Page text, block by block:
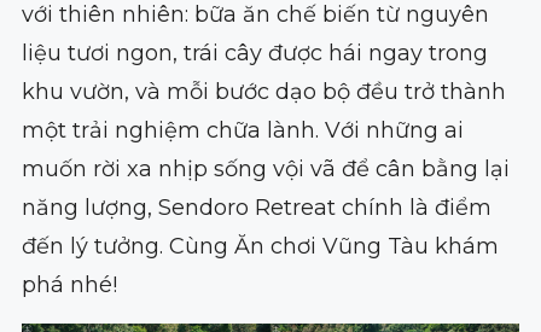
với thiên nhiên: bữa ăn chế biến từ nguyên
liệu tươi ngon, trái cây được hái ngay trong
khu vườn, và mỗi bước dạo bộ đều trở thành
một trải nghiệm chữa lành. Với những ai
muốn rời xa nhịp sống vội vã để cân bằng lại
năng lượng, Sendoro Retreat chính là điểm
đến lý tưởng. Cùng Ăn chơi Vũng Tàu khám
phá nhé!